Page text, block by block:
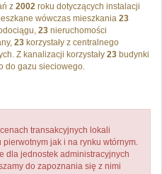
z 2002 roku dotyczących instalacji
wówczas mieszkania 23
23 nieruchomości
23 korzystały z centralnego
Z kanalizacji korzystały 23 budynki
do gazu sieciowego.
transakcyjnych lokali
jak i na rynku wtórnym.
dla jednostek administracyjnych
do zapoznania się z nimi